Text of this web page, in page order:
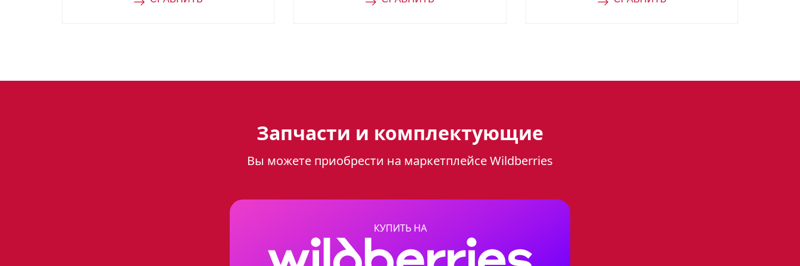
нагревания, например, тушить или варить на слабом огне.
Ширина: 60 см
Материал варочной поверхности: стекло
Управление: механическое
Запчасти и комплектующие
Вы можете приобрести на маркетплейсе Wildberries
КУПИТЬ НА